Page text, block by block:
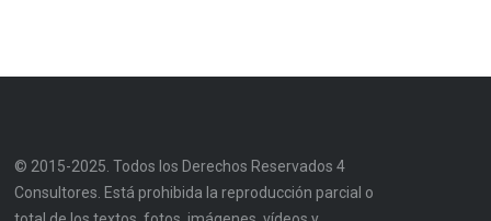
© 2015-2025. Todos los Derechos Reservados 4
Consultores. Está prohibida la reproducción parcial o